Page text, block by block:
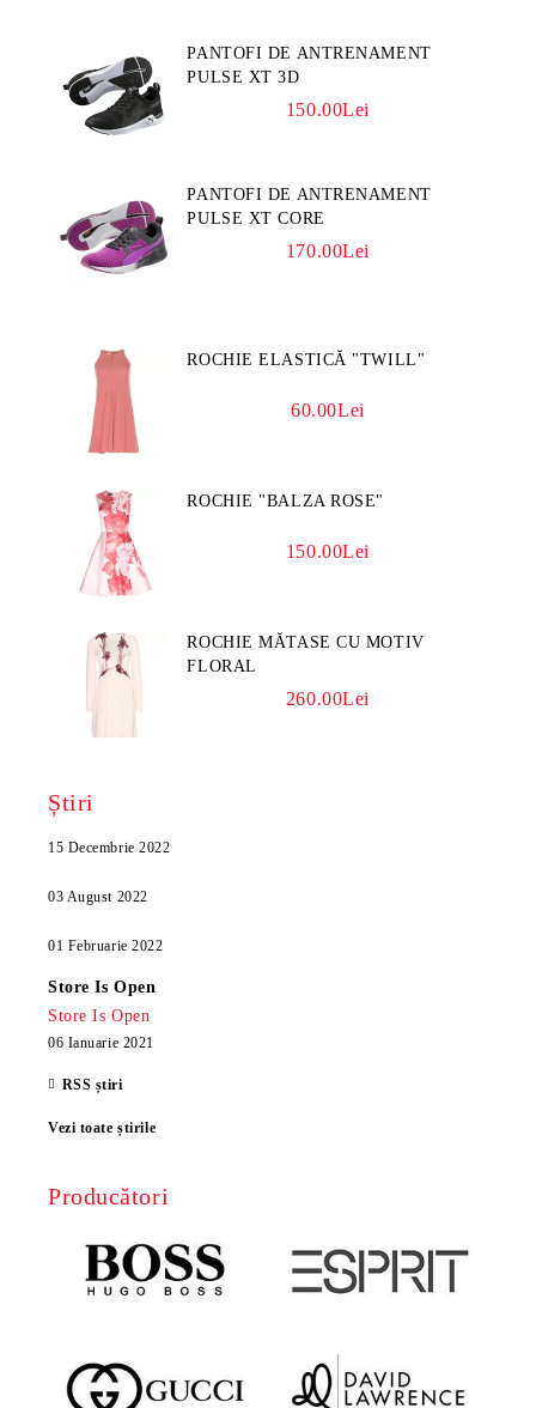
PANTOFI DE ANTRENAMENT
PULSE XT 3D
150.00Lei
PANTOFI DE ANTRENAMENT
PULSE XT CORE
170.00Lei
ROCHIE ELASTICĂ "TWILL"
60.00Lei
ROCHIE "BALZA ROSE"
150.00Lei
ROCHIE MĂTASE CU MOTIV
FLORAL
260.00Lei
Știri
15 Decembrie 2022
03 August 2022
01 Februarie 2022
Store Is Open
Store Is Open
06 Ianuarie 2021
RSS știri
Vezi toate știrile
Producători